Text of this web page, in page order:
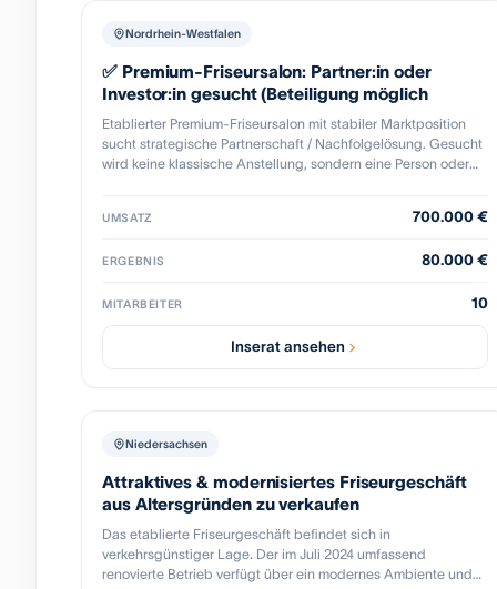
Nordrhein-Westfalen
✅ Premium-Friseursalon: Partner:in oder
Investor:in gesucht (Beteiligung möglich
Etablierter Premium-Friseursalon mit stabiler Marktposition
sucht strategische Partnerschaft / Nachfolgelösung. Gesucht
wird keine klassische Anstellung, sondern eine Person oder
Partner:in (Top-Friseur:in mit Leadership) • fachlich stark,
Führung/Organisation/Team-Drive • Fokus: Wachstum,
Eigenkapital möglich (Earn-in / stufenweise Beteiligung) B)
Investor:in / Beteiligungsmodell • Beteiligung oder
Finanzierungslösung möglich • operative Leitung kann
gestellt oder gemeinsam aufgebaut werden Beteiligung /
Finanzierung je nach Modell darstellbar Zielbild: kurzfristige
mit professioneller Struktur.
UMSATZ 700.000 €
ERGEBNIS 80.000 €
MITARBEITER 10
Inserat ansehen
Niedersachsen
Attraktives & modernisiertes Friseurgeschäft
aus Altersgründen zu verkaufen
Das etablierte Friseurgeschäft befindet sich in
verkehrsgünstiger Lage. Der im Juli 2024 umfassend
renovierte Betrieb verfügt über ein modernes Ambiente und